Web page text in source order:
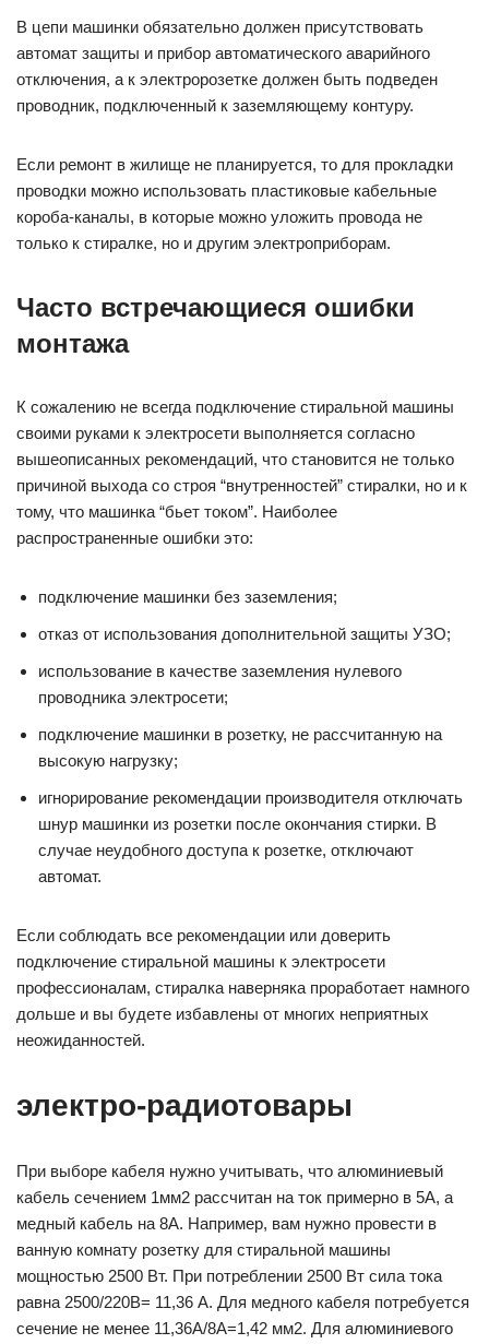
В цепи машинки обязательно должен присутствовать
автомат защиты и прибор автоматического аварийного
отключения, а к электророзетке должен быть подведен
проводник, подключенный к заземляющему контуру.
Если ремонт в жилище не планируется, то для прокладки
проводки можно использовать пластиковые кабельные
короба-каналы, в которые можно уложить провода не
только к стиралке, но и другим электроприборам.
Часто встречающиеся ошибки
монтажа
К сожалению не всегда подключение стиральной машины
своими руками к электросети выполняется согласно
вышеописанных рекомендаций, что становится не только
причиной выхода со строя “внутренностей” стиралки, но и к
тому, что машинка “бьет током”. Наиболее
распространенные ошибки это:
подключение машинки без заземления;
отказ от использования дополнительной защиты УЗО;
использование в качестве заземления нулевого
проводника электросети;
подключение машинки в розетку, не рассчитанную на
высокую нагрузку;
игнорирование рекомендации производителя отключать
шнур машинки из розетки после окончания стирки. В
случае неудобного доступа к розетке, отключают
автомат.
Если соблюдать все рекомендации или доверить
подключение стиральной машины к электросети
профессионалам, стиралка наверняка проработает намного
дольше и вы будете избавлены от многих неприятных
неожиданностей.
электро-радиотовары
При выборе кабеля нужно учитывать, что алюминиевый
кабель сечением 1мм2 рассчитан на ток примерно в 5А, а
медный кабель на 8А. Например, вам нужно провести в
ванную комнату розетку для стиральной машины
мощностью 2500 Вт. При потреблении 2500 Вт сила тока
равна 2500/220В= 11,36 А. Для медного кабеля потребуется
сечение не менее 11,36А/8А=1,42 мм2. Для алюминиевого